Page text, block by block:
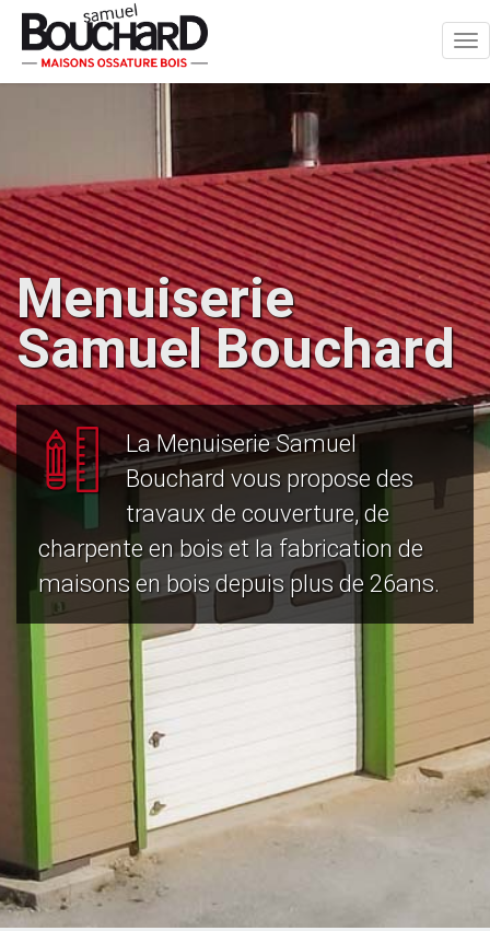
Menuiserie
Samuel Bouchard
La Menuiserie Samuel
Bouchard vous propose des
travaux de couverture, de
charpente en bois et la fabrication de
maisons en bois depuis plus de 26ans.